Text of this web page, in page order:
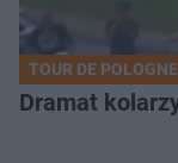
TOUR DE
Dramat